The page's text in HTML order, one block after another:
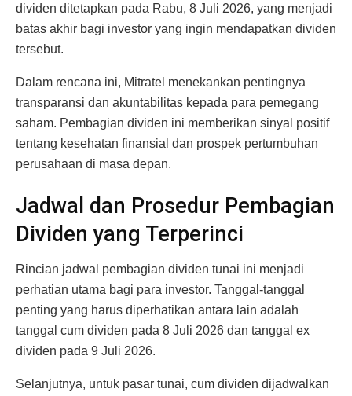
dividen ditetapkan pada Rabu, 8 Juli 2026, yang menjadi
batas akhir bagi investor yang ingin mendapatkan dividen
tersebut.
Dalam rencana ini, Mitratel menekankan pentingnya
transparansi dan akuntabilitas kepada para pemegang
saham. Pembagian dividen ini memberikan sinyal positif
tentang kesehatan finansial dan prospek pertumbuhan
perusahaan di masa depan.
Jadwal dan Prosedur Pembagian
Dividen yang Terperinci
Rincian jadwal pembagian dividen tunai ini menjadi
perhatian utama bagi para investor. Tanggal-tanggal
penting yang harus diperhatikan antara lain adalah
tanggal cum dividen pada 8 Juli 2026 dan tanggal ex
dividen pada 9 Juli 2026.
Selanjutnya, untuk pasar tunai, cum dividen dijadwalkan